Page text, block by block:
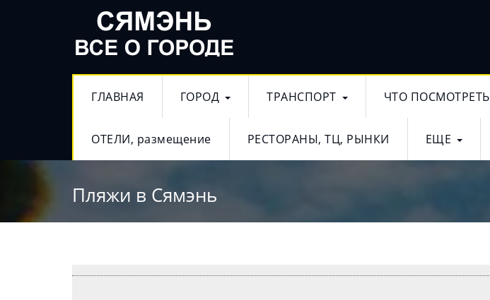
ГЛАВНАЯ ГОРОД ТРАНСПОРТ ЧТО ПОСМОТРЕТЬ
ОТЕЛИ, размещение РЕСТОРАНЫ, ТЦ, РЫНКИ ЕЩЕ
Пляжи в Сямэнь